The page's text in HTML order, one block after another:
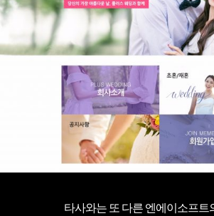
타사와는 또 다른 엔에이소프트